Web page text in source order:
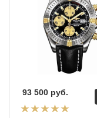
93 500 руб.